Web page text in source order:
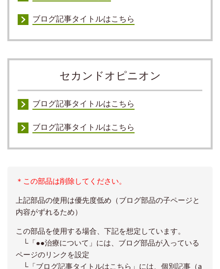
ブログ記事タイトルはこちら
セカンドオピニオン
ブログ記事タイトルはこちら
ブログ記事タイトルはこちら
＊この部品は削除してください。
上記部品の使用は優先度低め（ブログ部品の子ページと
内容がずれるため）
この部品を使用する場合、下記を想定しています。
└「●●治療について」には、ブログ部品が入っている
ページのリンクを設定
└「ブログ記事タイトルはこちら」には、個別記事（a